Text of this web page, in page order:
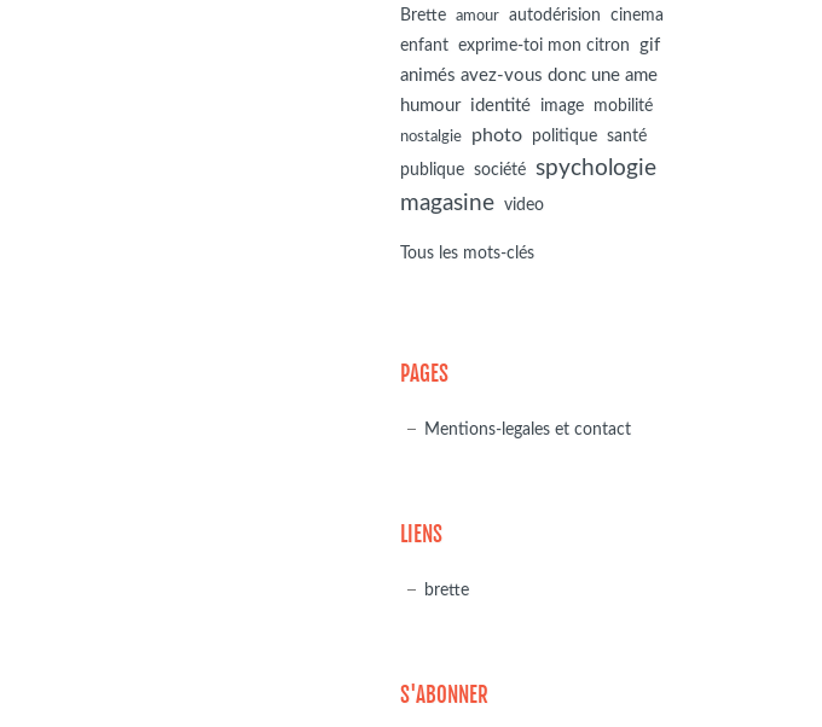
Brette
amour autodérision
cinema
enfant exprime-toi mon citron
gif
animés avez-vous donc une ame
humour identité image mobilité
nostalgie photo politique santé
publique société spychologie
magasine video
Tous les mots-clés
PAGES
Mentions-legales et contact
LIENS
brette
S'ABONNER